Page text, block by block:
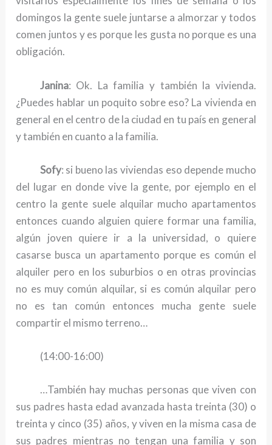
domingos la gente suele juntarse a almorzar y todos
comen juntos y es porque les gusta no porque es una
obligación.
Janina: Ok. La familia y también la vivienda.
¿Puedes hablar un poquito sobre eso? La vivienda en
general en el centro de la ciudad en tu país en general
y también en cuanto a la familia.
Sofy: si bueno las viviendas eso depende mucho
del lugar en donde vive la gente, por ejemplo en el
centro la gente suele alquilar mucho apartamentos
entonces cuando alguien quiere formar una familia,
algún joven quiere ir a la universidad, o quiere
casarse busca un apartamento porque es común el
alquiler pero en los suburbios o en otras provincias
no es muy común alquilar, si es común alquilar pero
no es tan común entonces mucha gente suele
compartir el mismo terreno…
(14:00-16:00)
…También hay muchas personas que viven con
sus padres hasta edad avanzada hasta treinta (30) o
treinta y cinco (35) años, y viven en la misma casa de
sus padres mientras no tengan una familia y son